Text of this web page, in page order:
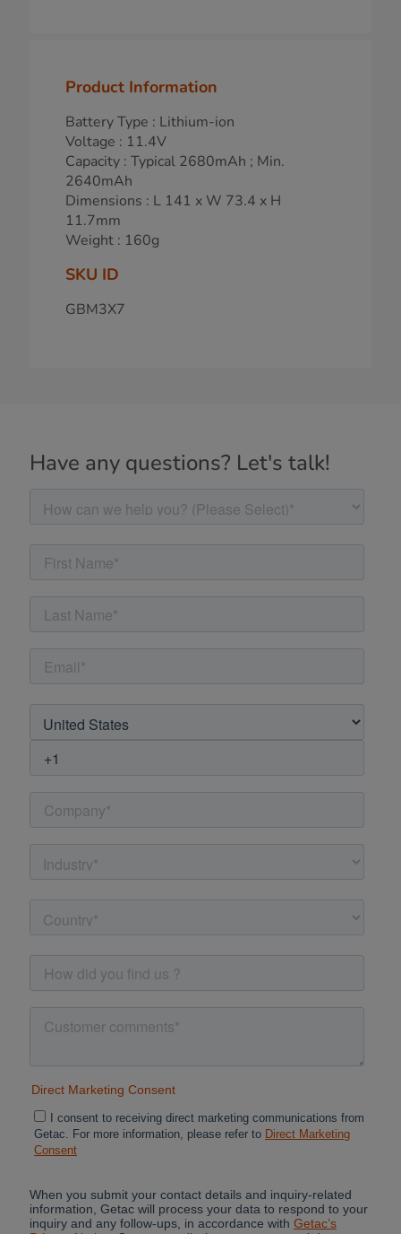
Product Information
Battery Type : Lithium-ion
Voltage : 11.4V
Capacity : Typical 2680mAh ; Min.
2640mAh
Dimensions : L 141 x W 73.4 x H
11.7mm
Weight : 160g
SKU ID
GBM3X7
Have any questions? Let's talk!